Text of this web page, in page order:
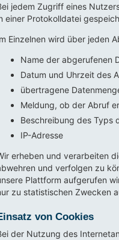
jedem Zugriff eines
einer Protokolldatei
Einzelnen wird über jeden
Name der abgerufenen
Datum und Uhrzeit des
übertragene
Meldung, ob der Abruf
Beschreibung des Typs
IP-Adresse
erheben und verarbeiten
und verfolgen zu
Plattform aufgerufen
zu statistischen Zwecken
von Cookies
der Nutzung des